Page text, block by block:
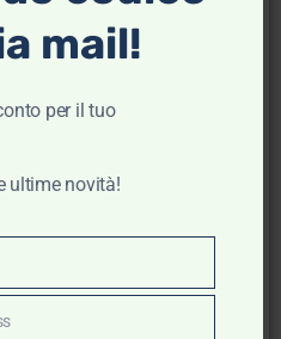
CiessePiumini
mail!
per il tuo
ultime novità!